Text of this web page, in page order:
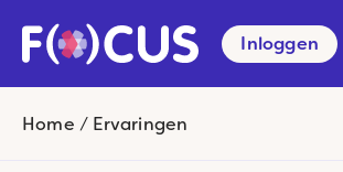
Inloggen
Home / Ervaringen